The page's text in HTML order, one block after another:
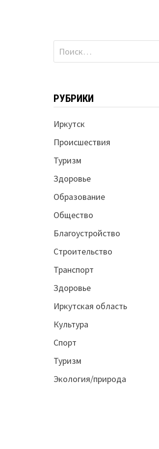
Найти:
РУБРИКИ
Иркутск
Происшествия
Туризм
Здоровье
Образование
Общество
Благоустройство
Строительство
Транспорт
Здоровье
Иркутская область
Культура
Спорт
Туризм
Экология/природа